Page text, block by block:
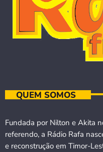
QUEM SOMOS
Fundada por Nilton e Akita
referendo, a Rádio Rafa
e reconstrução em Timor-